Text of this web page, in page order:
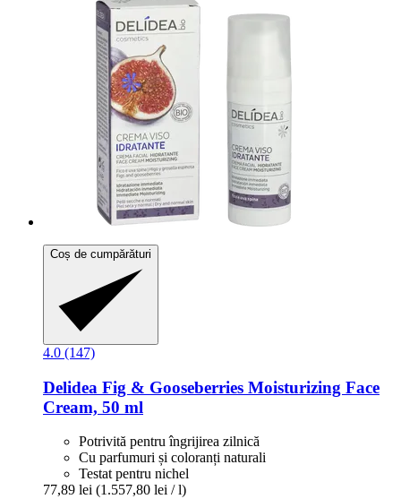
Coș de cumpărături
4.0 (147)
Delidea Fig & Gooseberries Moisturizing Face
Cream, 50 ml
Potrivită pentru îngrijirea zilnică
Cu parfumuri și coloranți naturali
Testat pentru nichel
77,89 lei (1.557,80 lei / l)